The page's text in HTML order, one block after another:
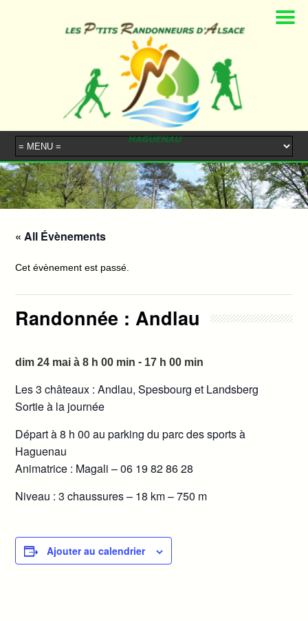
« All Évènements
Cet évènement est passé.
Randonnée : Andlau
dim 24 mai à 8 h 00 min - 17 h 00 min
Les 3 châteaux : Andlau, Spesbourg et Landsberg
Sortie à la journée
Départ à 8 h 00 au parking du parc des sports à
Haguenau
Animatrice : Magali – 06 19 82 86 28
Niveau : 3 chaussures – 18 km – 750 m
Ajouter au calendrier